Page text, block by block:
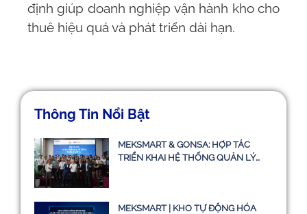
định giúp doanh nghiệp vận hành kho cho
thuê hiệu quả và phát triển dài hạn.
Thông Tin Nổi Bật
MEKSMART & GONSA: HỢP TÁC
TRIỂN KHAI HỆ THỐNG QUẢN LÝ
MEKSMART | KHO TỰ ĐỘNG HÓA